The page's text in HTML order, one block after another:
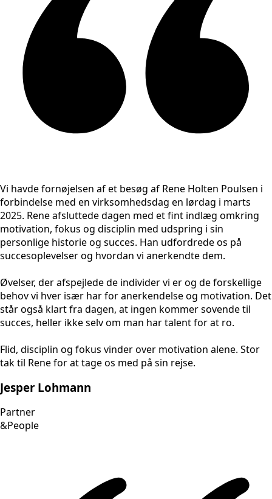
Vi havde fornøjelsen af et besøg af Rene Holten Poulsen i
forbindelse med en virksomhedsdag en lørdag i marts
2025. Rene afsluttede dagen med et fint indlæg omkring
motivation, fokus og disciplin med udspring i sin
personlige historie og succes. Han udfordrede os på
succesoplevelser og hvordan vi anerkendte dem.
Øvelser, der afspejlede de individer vi er og de forskellige
behov vi hver især har for anerkendelse og motivation. Det
står også klart fra dagen, at ingen kommer sovende til
succes, heller ikke selv om man har talent for at ro.
Flid, disciplin og fokus vinder over motivation alene. Stor
tak til Rene for at tage os med på sin rejse.
Jesper Lohmann
Partner
&People